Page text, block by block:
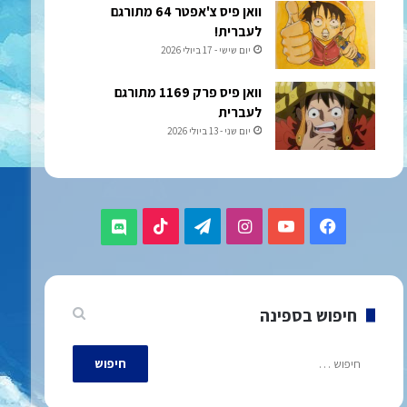
וואן פיס צ'אפטר 64 מתורגם
לעברית!
יום שישי - 17 ביולי 2026
וואן פיס פרק 1169 מתורגם
לעברית
יום שני - 13 ביולי 2026
Facebook
YouTube
Instagram
Telegram
TikTok
Discord
חיפוש בספינה
חיפוש: